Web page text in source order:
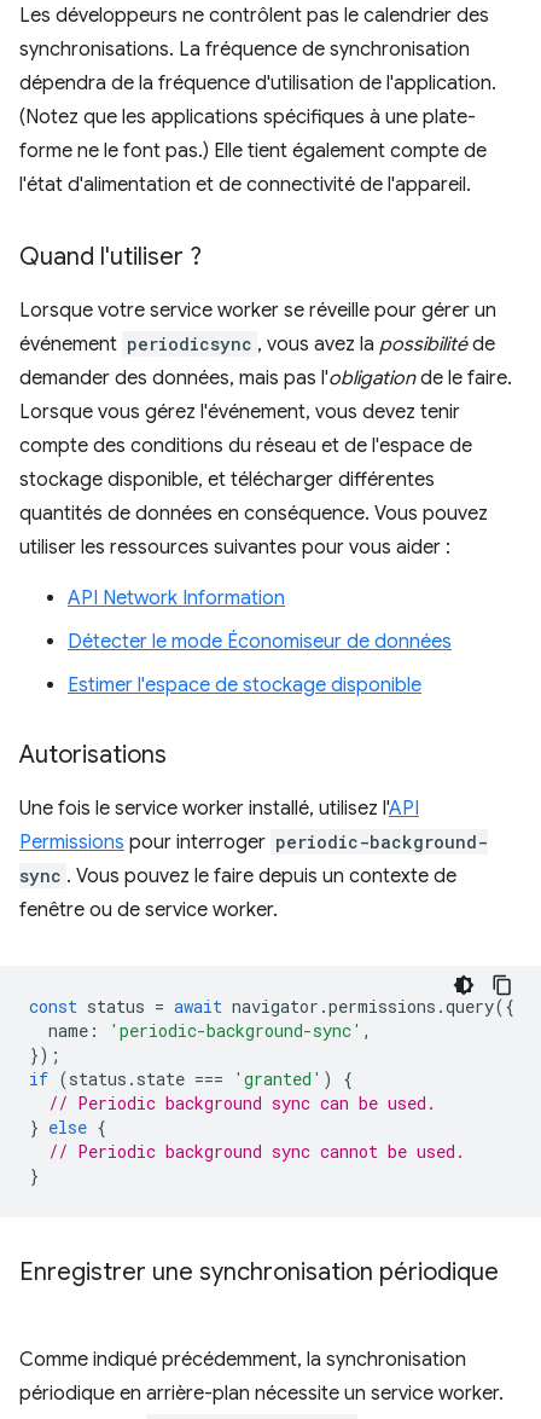
Les développeurs ne contrôlent pas le calendrier des
synchronisations. La fréquence de synchronisation
dépendra de la fréquence d'utilisation de l'application.
(Notez que les applications spécifiques à une plate-
forme ne le font pas.) Elle tient également compte de
l'état d'alimentation et de connectivité de l'appareil.
Quand l'utiliser ?
Lorsque votre service worker se réveille pour gérer un
événement periodicsync , vous avez la possibilitéde
demander des données, mais pas l'obligationde le faire.
Lorsque vous gérez l'événement, vous devez tenir
compte des conditions du réseau et de l'espace de
stockage disponible, et télécharger différentes
quantités de données en conséquence. Vous pouvez
utiliser les ressources suivantes pour vous aider :
API Network Information
Détecter le mode Économiseur de données
Estimer l'espace de stockage disponible
Autorisations
Une fois le service worker installé, utilisez l'API
Permissions pour interroger periodic-background-
sync . Vous pouvez le faire depuis un contexte de
fenêtre ou de service worker.
const status = await navigator .permissions .query({
name : 'periodic-background-sync' ,
});
if (status . state === 'granted' )
{
// Periodic background sync can be used.
} else {
// Periodic background sync cannot be used.
}
Enregistrer une synchronisation périodique
Comme indiqué précédemment, la synchronisation
périodique en arrière-plan nécessite un service worker.